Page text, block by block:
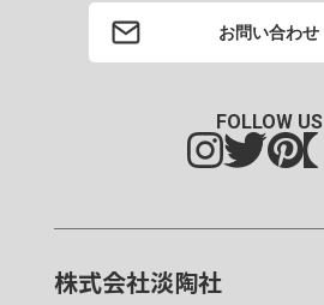
お問い合わせ
株式会社淡陶社
FOLLOW US